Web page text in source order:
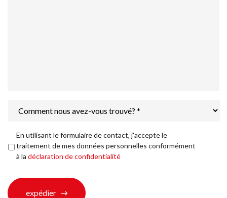
nous
vous
trouvé?
*
Déclaration
de
confidentialité
En utilisant le formulaire de contact, j'accepte le
traitement de mes données personnelles conformément
à la déclaration de confidentialité
expédier